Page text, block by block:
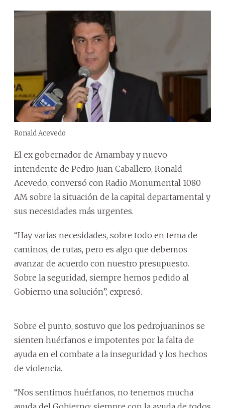
Ronald Acevedo
El ex gobernador de Amambay y nuevo
intendente de Pedro Juan Caballero, Ronald
Acevedo, conversó con Radio Monumental 1080
AM sobre la situación de la capital departamental y
sus necesidades más urgentes.
“Hay varias necesidades, sobre todo en tema de
caminos, de rutas, pero es algo que debemos
avanzar de acuerdo con nuestro presupuesto.
Sobre la seguridad, siempre hemos pedido al
Gobierno una solución”, expresó.
Sobre el punto, sostuvo que los pedrojuaninos se
sienten huérfanos e impotentes por la falta de
ayuda en el combate a la inseguridad y los hechos
de violencia.
“Nos sentimos huérfanos, no tenemos mucha